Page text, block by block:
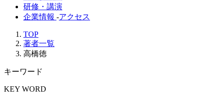
研修・講演
企業情報 -アクセス
TOP
著者一覧
高橋徳
キーワード
KEY WORD